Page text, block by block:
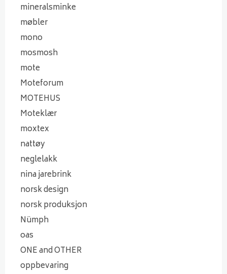
mineralsminke
møbler
mono
mosmosh
mote
Moteforum
MOTEHUS
Moteklær
moxtex
nattøy
neglelakk
nina jarebrink
norsk design
norsk produksjon
Nümph
oas
ONE and OTHER
oppbevaring